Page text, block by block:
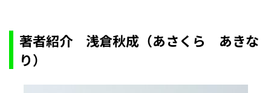
著者紹介 浅倉秋成（あさくら あきな
り）